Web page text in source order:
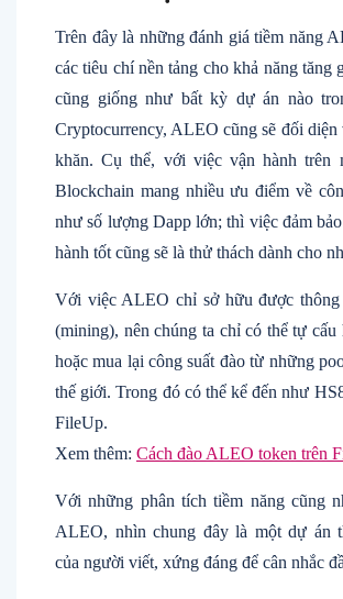
Trên đây là những đánh giá tiềm năng
các tiêu chí nền tảng cho khả năng tăng
cũng giống như bất kỳ dự án nào
Cryptocurrency, ALEO cũng sẽ đối
khăn. Cụ thể, với việc vận hành trên
Blockchain mang nhiều ưu điểm về
như số lượng Dapp lớn; thì việc đảm
hành tốt cũng sẽ là thử thách dành cho
Với việc ALEO chỉ sở hữu được thông
(mining), nên chúng ta chỉ có thể tự cấu
hoặc mua lại công suất đào từ những
thế giới. Trong đó có thể kể đến như
FileUp.
Xem thêm: Cách đào ALEO token trên
Với những phân tích tiềm năng cũng
ALEO, nhìn chung đây là một dự án
của người viết, xứng đáng để cân nhắc